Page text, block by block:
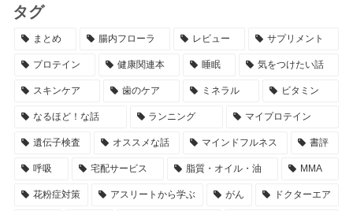
タグ
まとめ 腸内フローラ レビュー サプリメント
プロテイン 健康関連本 睡眠 気をつけたい話
スキンケア 歯のケア ミネラル ビタミン
なるほど！な話 ランニング マイプロテイン
遺伝子検査 オススメな話 マインドフルネス 書評
呼吸 宅配サービス 脂質・オイル・油 MMA
花粉症対策 アスリートから学ぶ がん ドクターエア